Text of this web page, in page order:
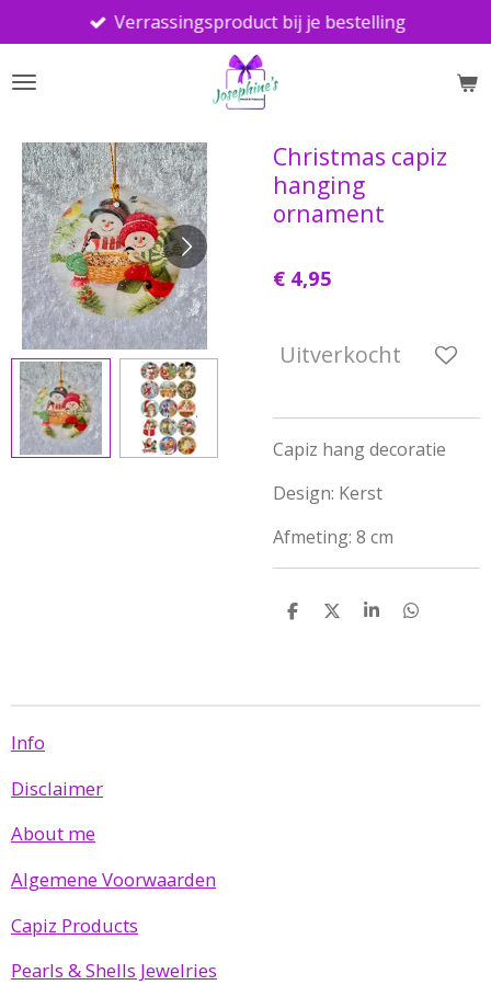
direct
naar
Verrassingsproduct bij je bestelling
Christmas capiz
hanging
ornament
€ 4,95
Uitverkocht
Capiz hang decoratie
Design: Kerst
Afmeting: 8 cm
D
D
S
D
Info
Disclaimer
About me
Algemene Voorwaarden
Capiz Products
Pearls & Shells Jewelries